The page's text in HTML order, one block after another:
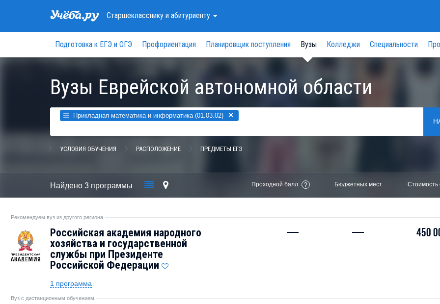
Старшеклассникуи абитуриенту
Подготовка к ЕГЭ и ОГЭ Профориентация Планировщик поступления Вузы Колледжи Специальности
Вузы Еврейской автономной области
Прикладная математика и информатика (01.03.02) ×
УСЛОВИЯ ОБУЧЕНИЯ РАСПОЛОЖЕНИЕ ПРЕДМЕТЫ ЕГЭ
Найдено 3 программы Проходной балл ? Бюджетных мест Стоимость
Рекомендуем вуз из другого региона
Российская академия народного
хозяйства и государственной
службы при Президенте
Российской Федерации
— — 450
1 программа
Вуз с дистанционным обучением